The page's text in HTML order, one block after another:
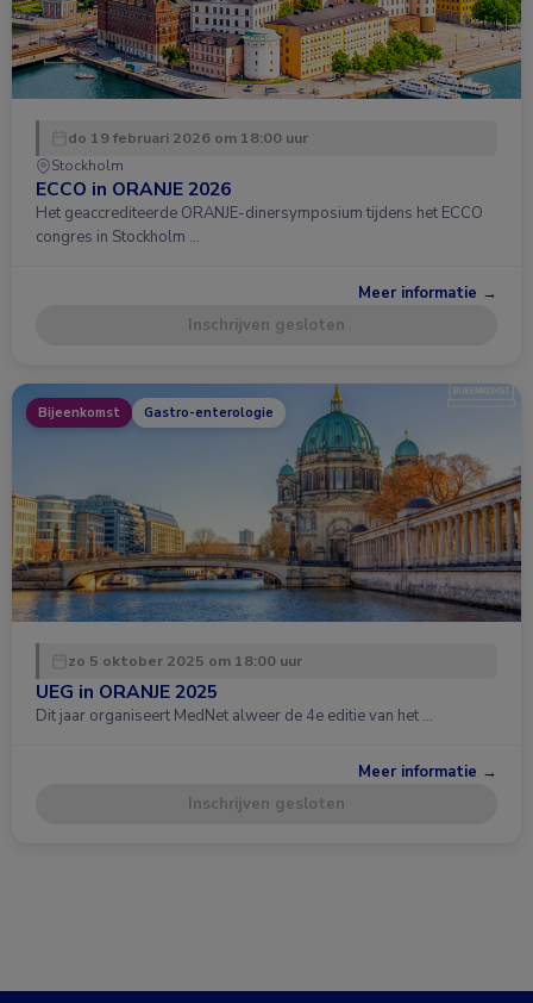
do 19 februari 2026 om 18:00 uur
Stockholm
ECCO in ORANJE 2026
Het geaccrediteerde ORANJE-dinersymposium tijdens het ECCO
congres in Stockholm …
Meer informatie →
Inschrijven gesloten
Bijeenkomst Gastro-enterologie
zo 5 oktober 2025 om 18:00 uur
UEG in ORANJE 2025
Dit jaar organiseert MedNet alweer de 4e editie van het …
Meer informatie →
Inschrijven gesloten